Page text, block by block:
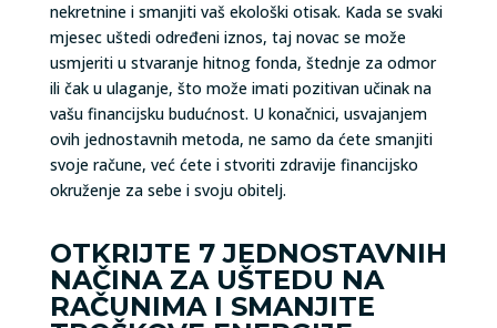
nekretnine i smanjiti vaš ekološki otisak. Kada se svaki
mjesec uštedi određeni iznos, taj novac se može
usmjeriti u stvaranje hitnog fonda, štednje za odmor
ili čak u ulaganje, što može imati pozitivan učinak na
vašu financijsku budućnost. U konačnici, usvajanjem
ovih jednostavnih metoda, ne samo da ćete smanjiti
svoje račune, već ćete i stvoriti zdravije financijsko
okruženje za sebe i svoju obitelj.
OTKRIJTE 7 JEDNOSTAVNIH
NAČINA ZA UŠTEDU NA
RAČUNIMA I SMANJITE